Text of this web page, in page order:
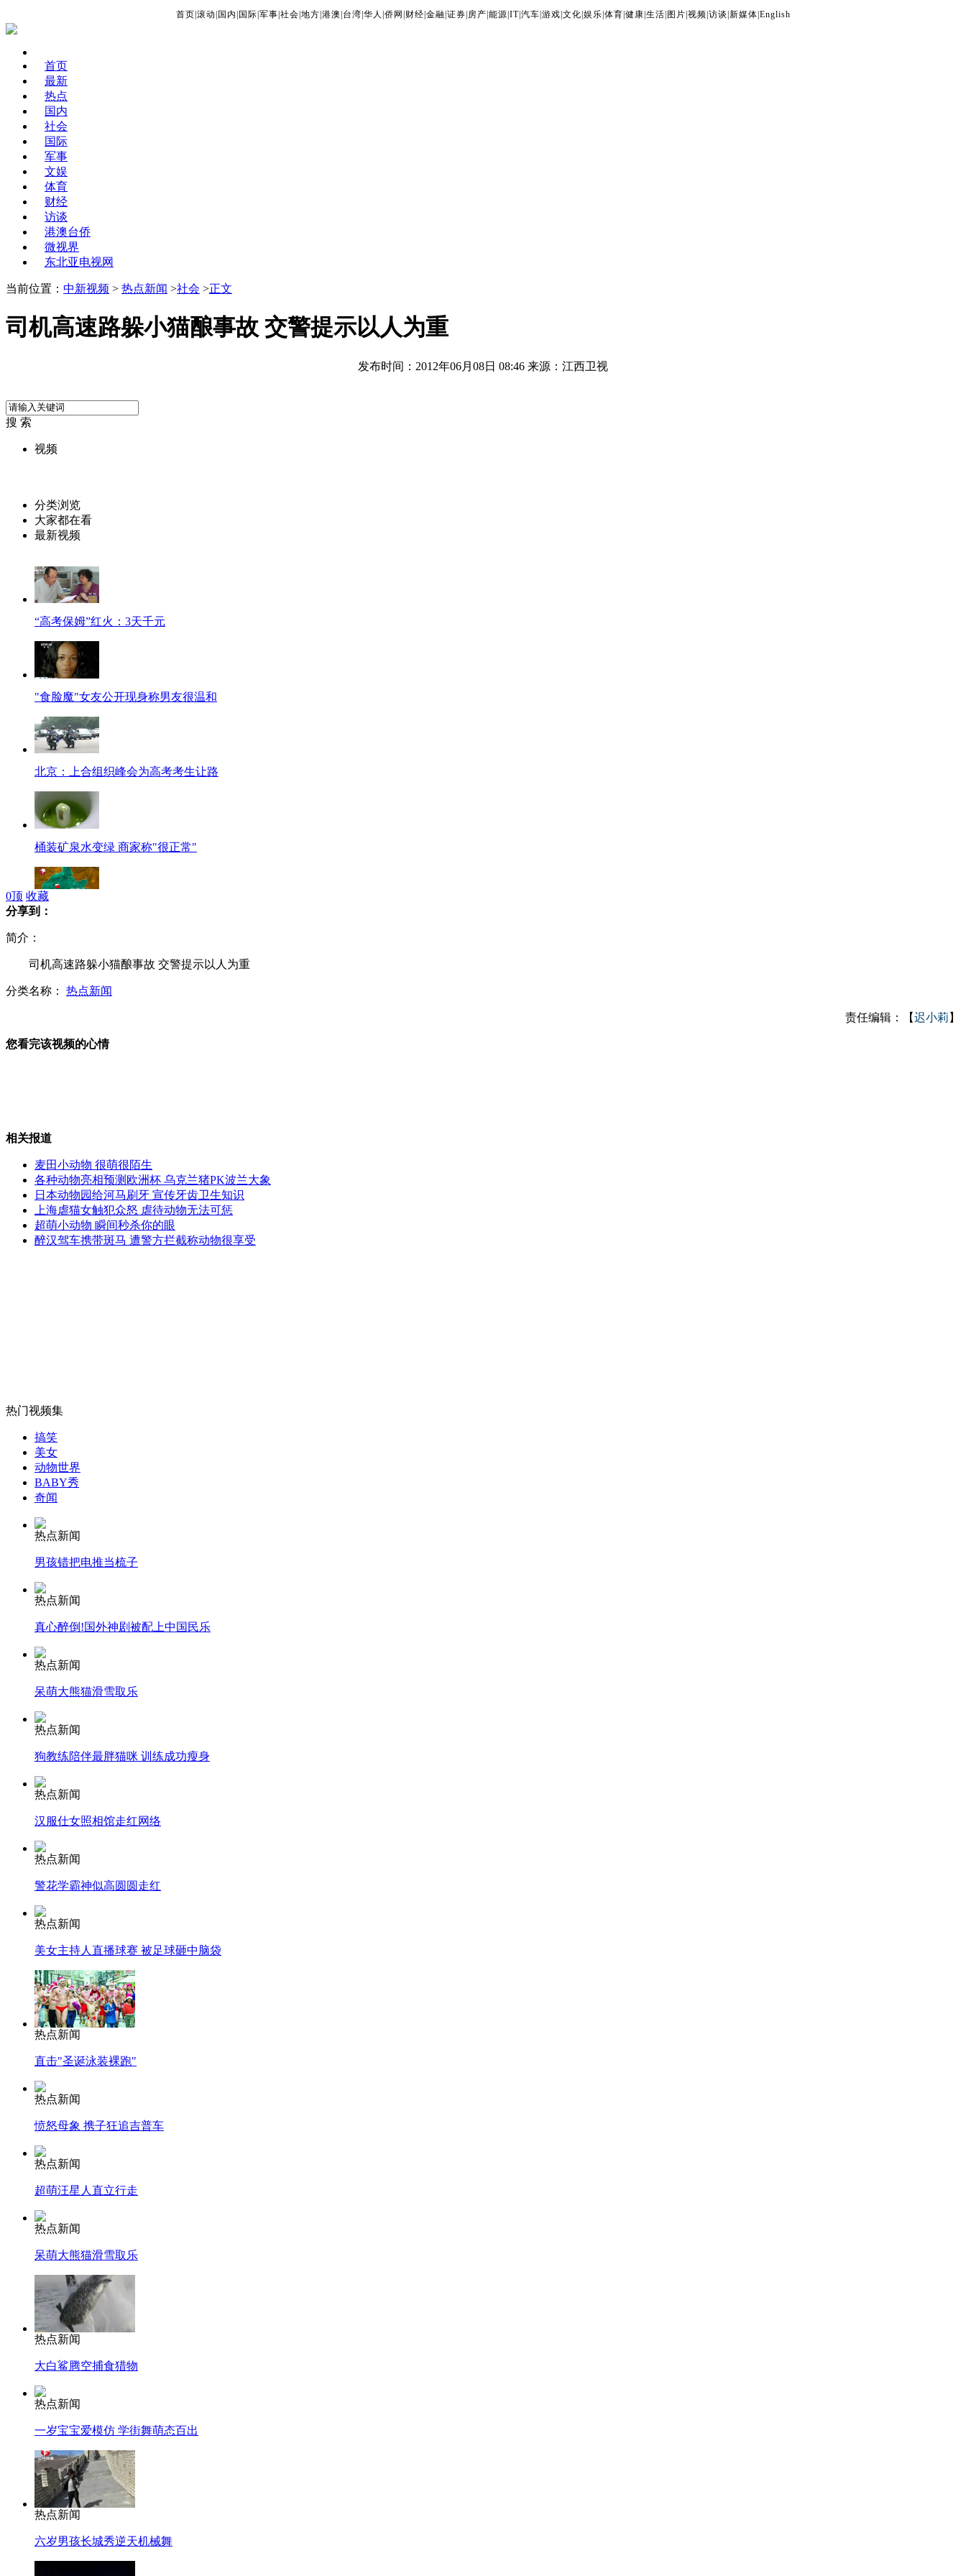
首页 滚动 国内 国际 军事 社会 地方 港澳 台湾 华人 侨网 财经 金融 证券 房产 能源 IT| 汽车 游戏 文化 娱乐 体育 健康 生活 图片 视频 访谈 新媒体 English
首页
最新
热点
国内
社会
国际
军事
文娱
体育
财经
访谈
港澳台侨
微视界
东北亚电视网
当前位置： 中新视频 > 热点新闻 >社会 >正文
司机高速路躲小猫酿事故 交警提示以人为重
发布时间：2012年06月08日 08:46 来源：江西卫视
搜 索
视频
分类浏览
大家都在看
最新视频
“高考保姆”红火：3天千元
"食脸魔"女友公开现身称男友很温和
北京：上合组织峰会为高考考生让路
桶装矿泉水变绿 商家称"很正常"
墨西哥总统竞选人代言婚外情网站
车主嫌路堵狂按喇叭遭考生家长围堵
搞笑高考视频网上疯传 “高手”剪辑
无痛分娩是否安全 医生回应
外交部：反对强权政治霸凌主义
外交部：有关国家言论片面不公正
安徽一实载49人客车翻车
走！跟着总书记去植树
消防员救轻生者
纽约上演“枕头大战”
司机酒驾遇交警 急速倒车逃窜
0顶 收藏
分享到：
简介：
司机高速路躲小猫酿事故 交警提示以人为重
分类名称： 热点新闻
责任编辑：【迟小莉 】
您看完该视频的心情
相关报道
麦田小动物 很萌很陌生
各种动物亮相预测欧洲杯 乌克兰猪PK波兰大象
日本动物园给河马刷牙 宣传牙齿卫生知识
上海虐猫女触犯众怒 虐待动物无法可惩
超萌小动物 瞬间秒杀你的眼
醉汉驾车携带斑马 遭警方拦截称动物很享受
热门视频集
搞笑
美女
动物世界
BABY秀
奇闻
热点新闻
男孩错把电推当梳子
热点新闻
真心醉倒!国外神剧被配上中国民乐
热点新闻
呆萌大熊猫滑雪取乐
热点新闻
狗教练陪伴最胖猫咪 训练成功瘦身
热点新闻
汉服仕女照相馆走红网络
热点新闻
警花学霸神似高圆圆走红
热点新闻
美女主持人直播球赛 被足球砸中脑袋
热点新闻
直击"圣诞泳装裸跑"
热点新闻
愤怒母象 携子狂追吉普车
热点新闻
超萌汪星人直立行走
热点新闻
呆萌大熊猫滑雪取乐
热点新闻
大白鲨腾空捕食猎物
热点新闻
一岁宝宝爱模仿 学街舞萌态百出
热点新闻
六岁男孩长城秀逆天机械舞